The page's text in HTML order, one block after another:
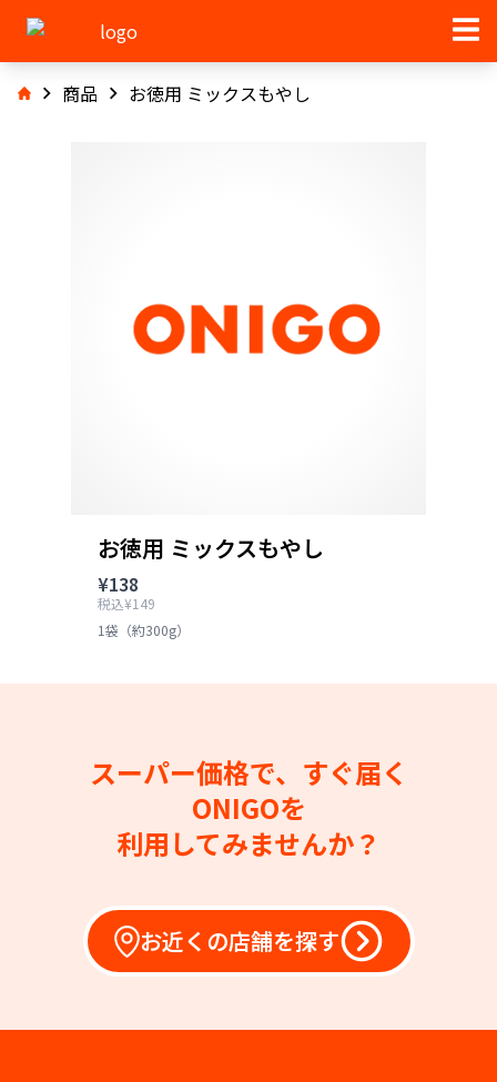
商品 お徳用 ミックスもやし
お徳用 ミックスもやし
¥138
税込¥149
1袋（約300g）
スーパー価格で、すぐ届く
ONIGOを
利用してみませんか？
お近くの店舗を探す